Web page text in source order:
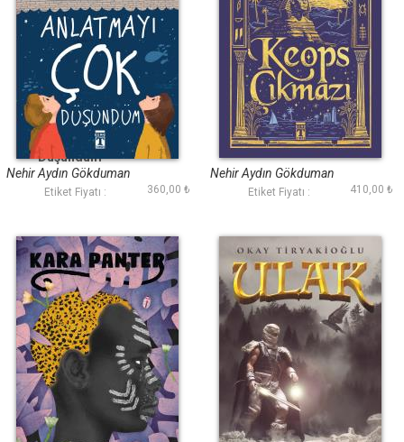
Anlatmayı Çok
Düşündüm
Nehir Aydın Gökduman
Etiket Fiyatı : 360,00 ₺
Keops Çıkmazı
Nehir Aydın Gökduman
Etiket Fiyatı : 410,00 ₺